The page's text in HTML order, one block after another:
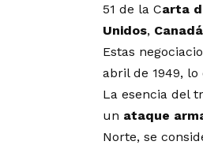
51 de la Carta
Unidos, Canadá
Estas
abril de 1949,
La esencia del
un ataque
Norte, se